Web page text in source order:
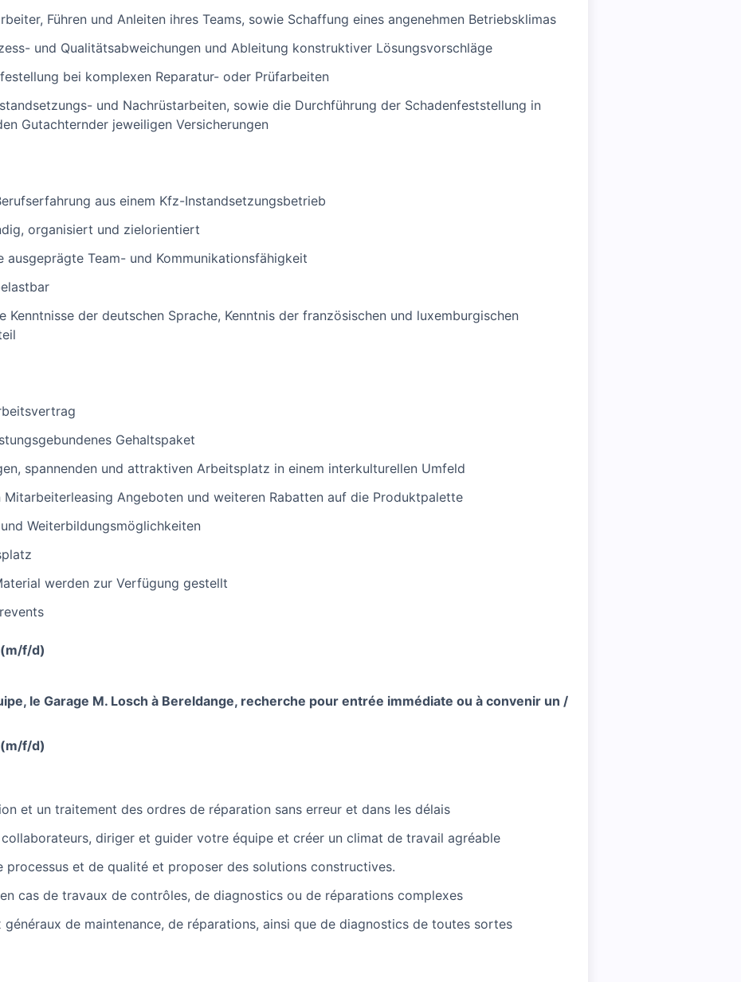
Führen und Anleiten ihres Teams, sowie Schaffung eines angenehmen Betriebsklimas
und Qualitätsabweichungen und Ableitung konstruktiver Lösungsvorschläge
bei komplexen Reparatur- oder Prüfarbeiten
und Nachrüstarbeiten, sowie die Durchführung der Schadenfeststellung in
Gutachternder jeweiligen Versicherungen
aus einem Kfz-Instandsetzungsbetrieb
organisiert und zielorientiert
ausgeprägte Team- und Kommunikationsfähigkeit
Kenntnisse der deutschen Sprache, Kenntnis der französischen und luxemburgischen
Gehaltspaket
spannenden und attraktiven Arbeitsplatz in einem interkulturellen Umfeld
Angeboten und weiteren Rabatten auf die Produktpalette
Weiterbildungsmöglichkeiten
werden zur Verfügung gestellt
f/d)
le Garage M. Losch à Bereldange, recherche pour entrée immédiate ou à convenir un /
f/d)
et un traitement des ordres de réparation sans erreur et dans les délais
diriger et guider votre équipe et créer un climat de travail agréable
processus et de qualité et proposer des solutions constructives.
cas de travaux de contrôles, de diagnostics ou de réparations complexes
généraux de maintenance, de réparations, ainsi que de diagnostics de toutes sortes